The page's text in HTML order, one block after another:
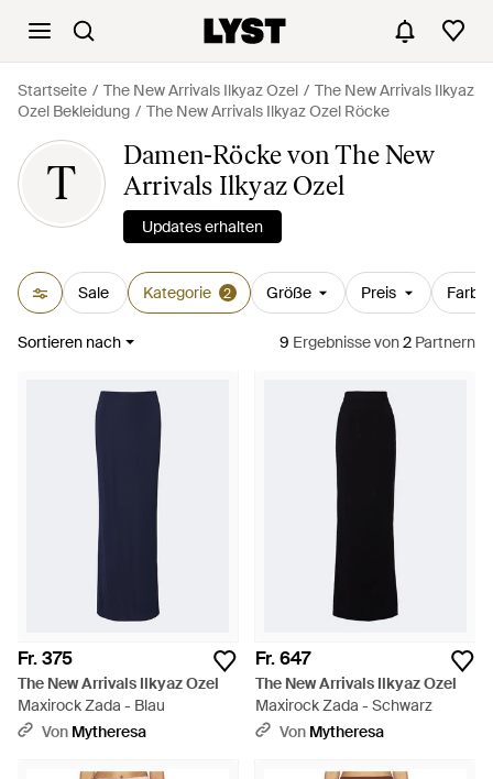
Startseite The New Arrivals Ilkyaz Ozel
The New Arrivals Ilkyaz
Ozel Bekleidung
The New Arrivals Ilkyaz Ozel Röcke
T
Damen-Röcke von The New
Arrivals Ilkyaz Ozel
Updates erhalten
Sale Kategorie 2 Größe Preis Farbe
Sortieren nach 9 Ergebnissevon2 Partnern
Fr. 375
The New Arrivals Ilkyaz Ozel
Maxirock Zada - Blau
Von Mytheresa
Fr. 647
The New Arrivals Ilkyaz Ozel
Maxirock Zada - Schwarz
Von Mytheresa